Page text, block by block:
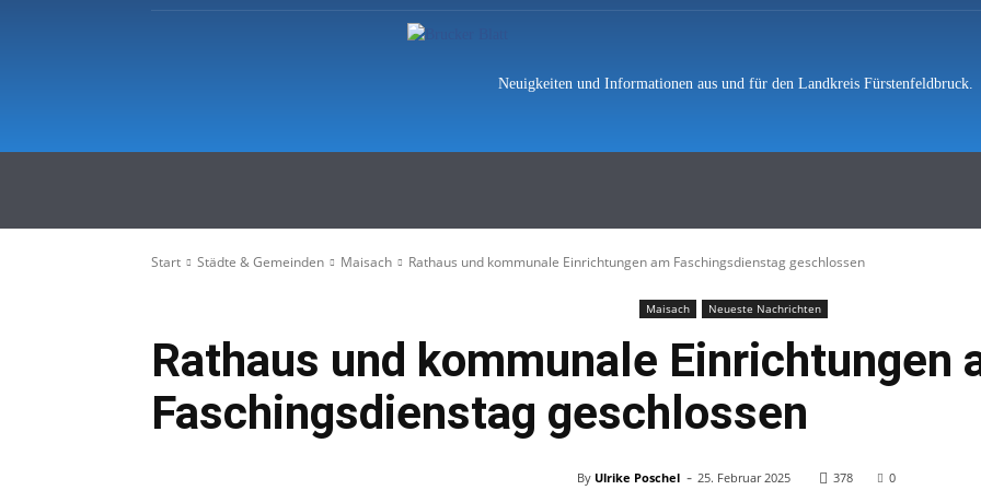
Neuigkeiten und Informationen aus und für den Landkreis Fürstenfeldbruck.
Start Städte & Gemeinden Maisach Rathaus und kommunale Einrichtungen am Faschingsdienstag geschlossen
Maisach Neueste Nachrichten
Rathaus und kommunale Einrichtungen
Faschingsdienstag geschlossen
By Ulrike Poschel - 25. Februar 2025 378 0